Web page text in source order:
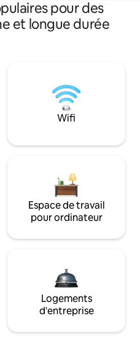
pour des
et longue durée
Wifi
Espace de travail
pour ordinateur
Logements
d'entreprise